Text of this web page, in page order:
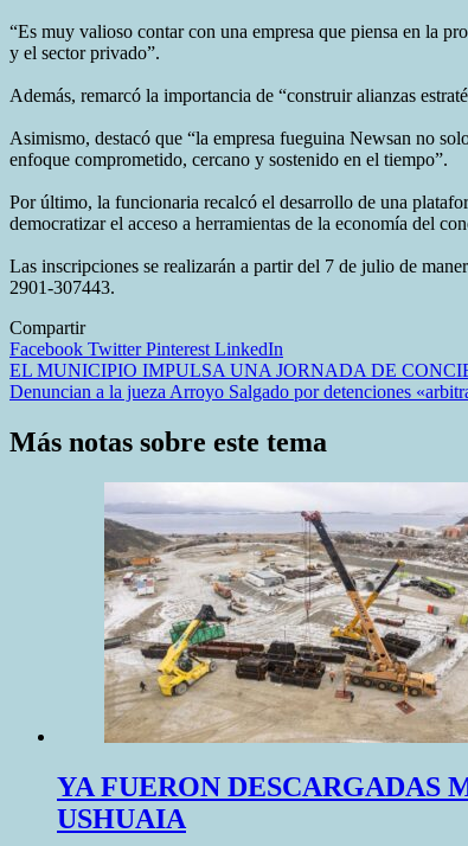
“Es muy valioso contar con una empresa que piensa en la
y el sector privado”.
Además, remarcó la importancia de “construir alianzas
Asimismo, destacó que “la empresa fueguina Newsan no
enfoque comprometido, cercano y sostenido en el tiempo”.
Por último, la funcionaria recalcó el desarrollo de una
democratizar el acceso a herramientas de la economía del
Las inscripciones se realizarán a partir del 7 de julio de
2901-307443.
Compartir
Facebook TwitterPinterest LinkedIn
Navegación
de
entradas
EL MUNICIPIO IMPULSA UNA JORNADA DE
Denuncian a la jueza Arroyo Salgado por detenciones
Más notas sobre este tema
YA FUERON DESCARGADAS
USHUAIA